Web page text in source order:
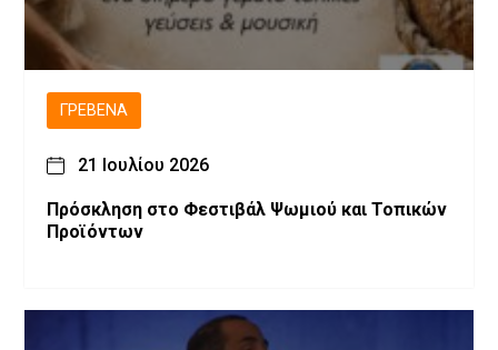
ΓΡΕΒΕΝΆ
21 Ιουλίου 2026
Πρόσκληση στο Φεστιβάλ Ψωμιού και Τοπικών
Προϊόντων